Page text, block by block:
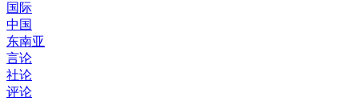
国际
中国
东南亚
言论
社论
评论